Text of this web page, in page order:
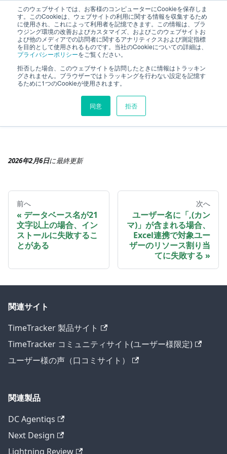
このウェブサイトでは、お客様のコンピューターにCookieを保存しま
す。このCookieは、ウェブサイトの利用に関する情報を収集するため
に使用され、これによって利用者を記憶できます。この情報は、ブラ
ウジング環境の改善およびカスタマイズ、およびこのウェブサイトお
よび他のメディアでの訪問者に関するアナリティクスおよび測定指標
を目的として使用されるものです。当社のCookieについての詳細は、
プライバシーポリシーをご覧ください。
拒否した場合、このウェブサイトを訪問したときに情報はトラッキン
グされません。ブラウザーではトラッキングを行わない設定を記憶す
るために1つのCookieが使用されます。
同意 拒否
TimeTracker RX ヘルプ
制約事項
制約事項の詳細
---以下、解消した問題---------
2026年2月6日に最終更新
前へ
データベース名が21
文字以上の場合、イン
ストールに失敗するこ
とがある
次へ
ユーザー名に「,(カン
マ)」が含まれる場合、
Excel連携で対象ユー
ザーのリソース割り当
てに失敗する
関連サイト
TimeTracker 製品サイト
TimeTracker コミュニティサイト(ユーザー様限定)
ユーザー様の声（口コミサイト）
関連製品
DC Agentiqs
Next Design
Lightning Review